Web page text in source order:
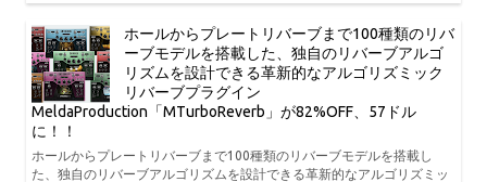
ホールからプレートリバーブまで100種類のリバ
ーブモデルを搭載した、独自のリバーブアルゴ
リズムを設計できる革新的なアルゴリズミック
リバーブプラグイン
MeldaProduction「MTurboReverb」が82%OFF、57ドル
に！！
ホールからプレートリバーブまで100種類のリバーブモデルを搭載し
た、独自のリバーブアルゴリズムを設計できる革新的なアルゴリズミッ